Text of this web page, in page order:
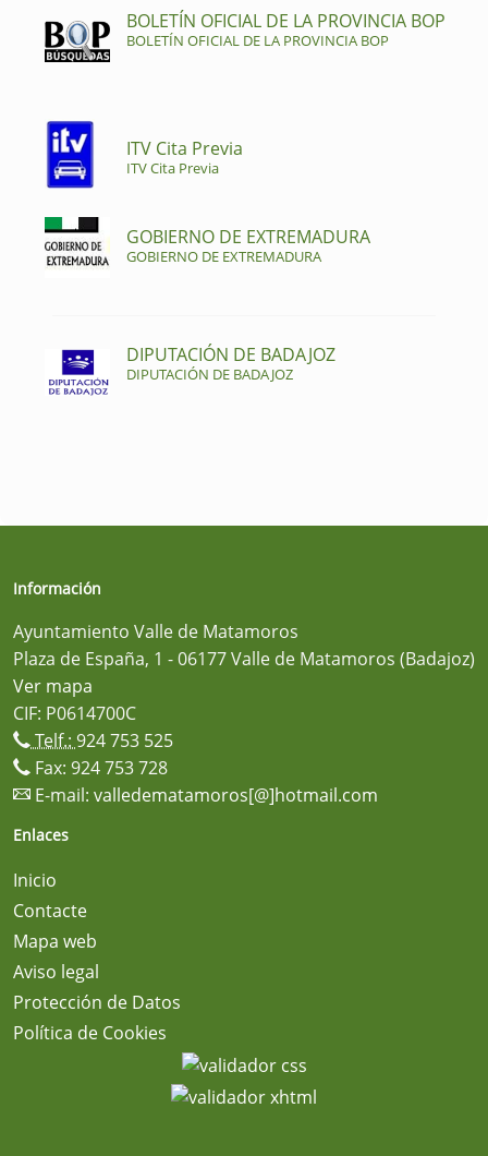
BOLETÍN OFICIAL DE LA PROVINCIA BOP
BOLETÍN OFICIAL DE LA PROVINCIA BOP
ITV Cita Previa
ITV Cita Previa
GOBIERNO DE EXTREMADURA
GOBIERNO DE EXTREMADURA
DIPUTACIÓN DE BADAJOZ
DIPUTACIÓN DE BADAJOZ
Información
Ayuntamiento Valle de Matamoros
Plaza de España, 1 - 06177 Valle de Matamoros (Badajoz)
Ver mapa
CIF: P0614700C
Telf.: 924 753 525
Fax: 924 753 728
E-mail: valledematamoros[@]hotmail.com
Enlaces
Inicio
Contacte
Mapa web
Aviso legal
Protección de Datos
Política de Cookies